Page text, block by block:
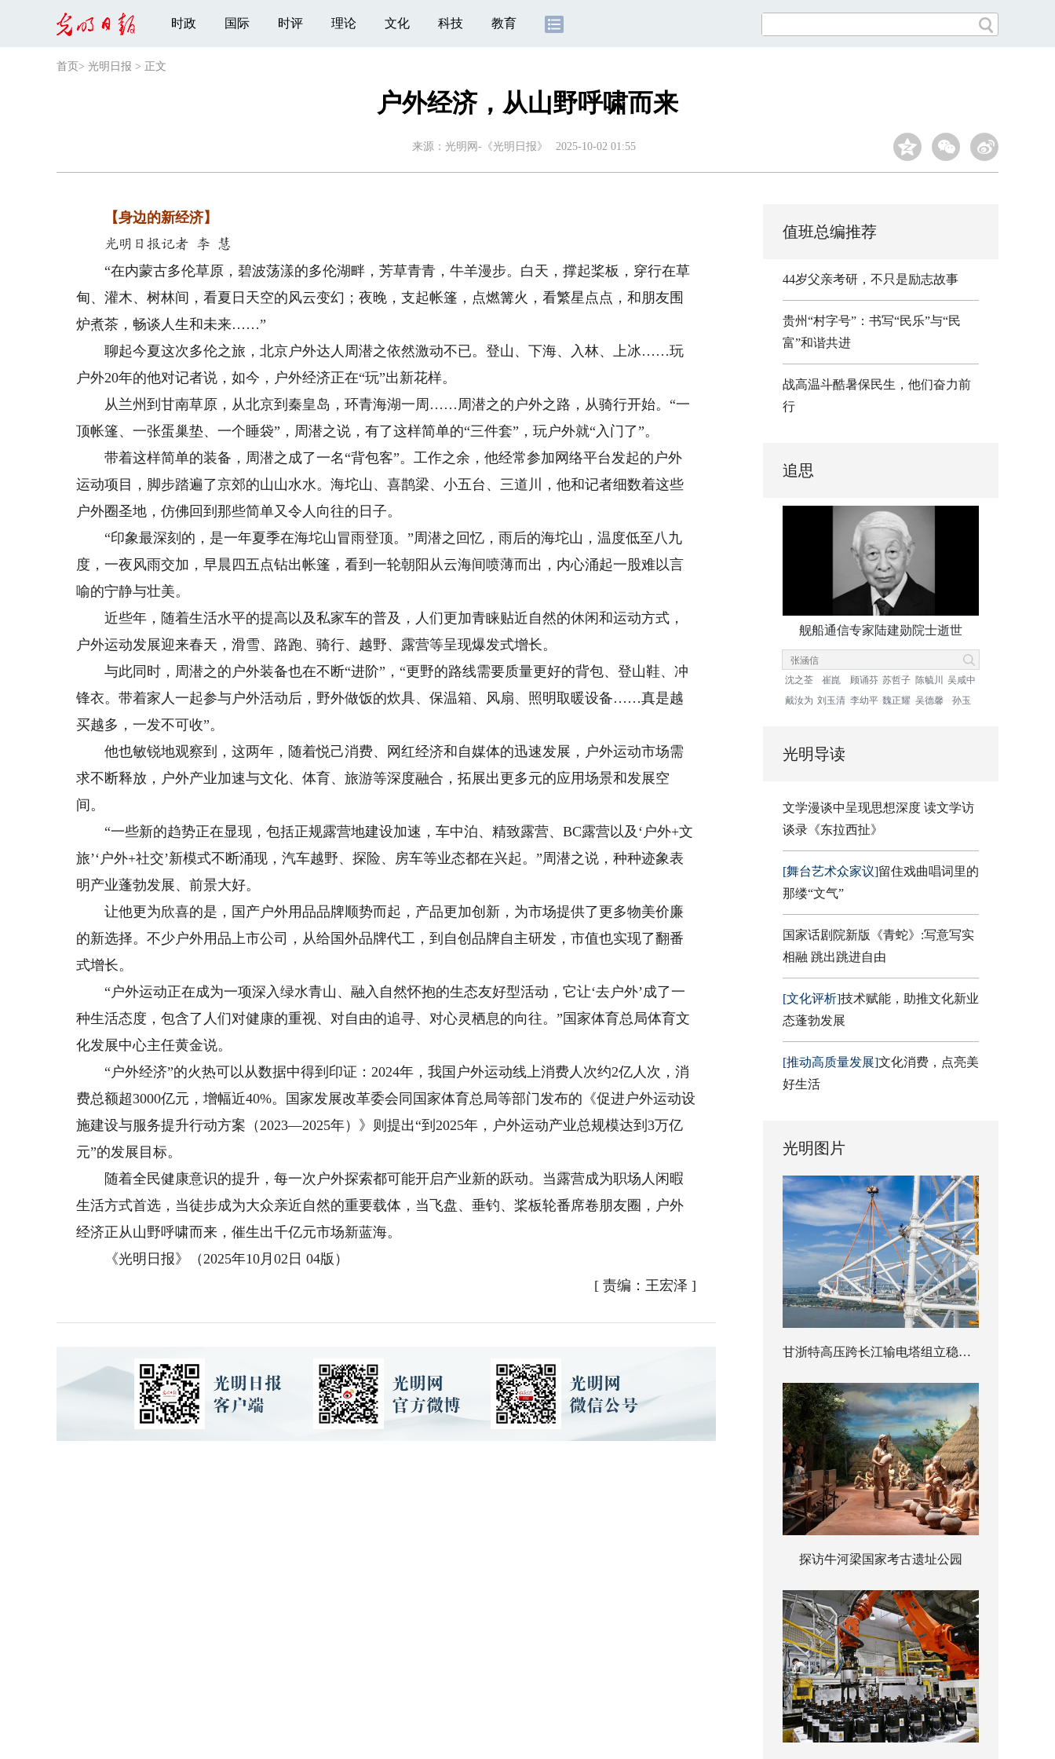
时政 国际 时评 理论 文化 科技 教育
首页 > 光明日报 > 正文
户外经济，从山野呼啸而来
来源： 光明网-《光明日报》 2025-10-02 01:55
【身边的新经济】
光明日报记者 李 慧
“在内蒙古多伦草原，碧波荡漾的多伦湖畔，芳草青青，牛羊漫步。白天，撑起桨板，穿行在草
甸、灌木、树林间，看夏日天空的风云变幻；夜晚，支起帐篷，点燃篝火，看繁星点点，和朋友围
炉煮茶，畅谈人生和未来……”
聊起今夏这次多伦之旅，北京户外达人周潜之依然激动不已。登山、下海、入林、上冰……玩
户外20年的他对记者说，如今，户外经济正在“玩”出新花样。
从兰州到甘南草原，从北京到秦皇岛，环青海湖一周……周潜之的户外之路，从骑行开始。“一
顶帐篷、一张蛋巢垫、一个睡袋”，周潜之说，有了这样简单的“三件套”，玩户外就“入门了”。
带着这样简单的装备，周潜之成了一名“背包客”。工作之余，他经常参加网络平台发起的户外
运动项目，脚步踏遍了京郊的山山水水。海坨山、喜鹊梁、小五台、三道川，他和记者细数着这些
户外圈圣地，仿佛回到那些简单又令人向往的日子。
“印象最深刻的，是一年夏季在海坨山冒雨登顶。”周潜之回忆，雨后的海坨山，温度低至八九
度，一夜风雨交加，早晨四五点钻出帐篷，看到一轮朝阳从云海间喷薄而出，内心涌起一股难以言
喻的宁静与壮美。
近些年，随着生活水平的提高以及私家车的普及，人们更加青睐贴近自然的休闲和运动方式，
户外运动发展迎来春天，滑雪、路跑、骑行、越野、露营等呈现爆发式增长。
与此同时，周潜之的户外装备也在不断“进阶”，“更野的路线需要质量更好的背包、登山鞋、冲
锋衣。带着家人一起参与户外活动后，野外做饭的炊具、保温箱、风扇、照明取暖设备……真是越
买越多，一发不可收”。
他也敏锐地观察到，这两年，随着悦己消费、网红经济和自媒体的迅速发展，户外运动市场需
求不断释放，户外产业加速与文化、体育、旅游等深度融合，拓展出更多元的应用场景和发展空
间。
“一些新的趋势正在显现，包括正规露营地建设加速，车中泊、精致露营、BC露营以及‘户外+文
旅’‘户外+社交’新模式不断涌现，汽车越野、探险、房车等业态都在兴起。”周潜之说，种种迹象表
明产业蓬勃发展、前景大好。
让他更为欣喜的是，国产户外用品品牌顺势而起，产品更加创新，为市场提供了更多物美价廉
的新选择。不少户外用品上市公司，从给国外品牌代工，到自创品牌自主研发，市值也实现了翻番
式增长。
“户外运动正在成为一项深入绿水青山、融入自然怀抱的生态友好型活动，它让‘去户外’成了一
种生活态度，包含了人们对健康的重视、对自由的追寻、对心灵栖息的向往。”国家体育总局体育文
化发展中心主任黄金说。
“户外经济”的火热可以从数据中得到印证：2024年，我国户外运动线上消费人次约2亿人次，消
费总额超3000亿元，增幅近40%。国家发展改革委会同国家体育总局等部门发布的《促进户外运动设
施建设与服务提升行动方案（2023—2025年）》则提出“到2025年，户外运动产业总规模达到3万亿
元”的发展目标。
随着全民健康意识的提升，每一次户外探索都可能开启产业新的跃动。当露营成为职场人闲暇
生活方式首选，当徒步成为大众亲近自然的重要载体，当飞盘、垂钓、桨板轮番席卷朋友圈，户外
经济正从山野呼啸而来，催生出千亿元市场新蓝海。
《光明日报》（2025年10月02日 04版）
[ 责编：王宏泽 ]
值班总编推荐
44岁父亲考研，不只是励志故事
贵州“村字号”：书写“民乐”与“民
富”和谐共进
战高温斗酷暑保民生，他们奋力前
行
追思
舰船通信专家陆建勋院士逝世
沈之荃 崔崑 顾诵芬 苏哲子 陈毓川
吴咸中
戴汝为 刘玉清 李幼平 魏正耀 吴德馨 孙玉
光明导读
文学漫谈中呈现思想深度 读文学访
谈录《东拉西扯》
[舞台艺术众家议]留住戏曲唱词里的
那缕“文气”
国家话剧院新版《青蛇》:写意写实
相融 跳出跳进自由
[文化评析]技术赋能，助推文化新业
态蓬勃发展
[推动高质量发展]文化消费，点亮美
好生活
光明图片
甘浙特高压跨长江输电塔组立稳步推进
探访牛河梁国家考古遗址公园